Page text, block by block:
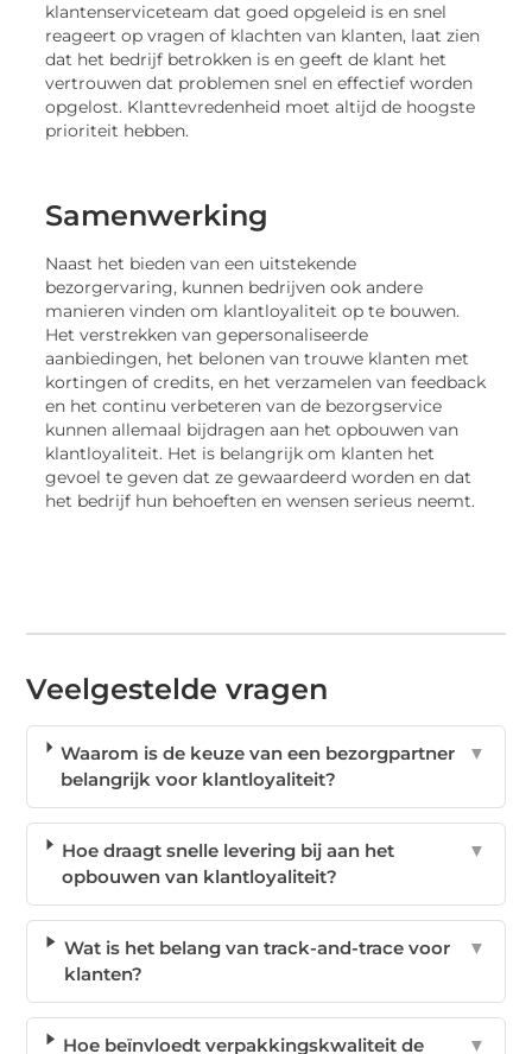
klantenserviceteam dat goed opgeleid is en snel
reageert op vragen of klachten van klanten, laat zien
dat het bedrijf betrokken is en geeft de klant het
vertrouwen dat problemen snel en effectief worden
opgelost. Klanttevredenheid moet altijd de hoogste
prioriteit hebben.
Samenwerking
Naast het bieden van een uitstekende
bezorgervaring, kunnen bedrijven ook andere
manieren vinden om klantloyaliteit op te bouwen.
Het verstrekken van gepersonaliseerde
aanbiedingen, het belonen van trouwe klanten met
kortingen of credits, en het verzamelen van feedback
en het continu verbeteren van de bezorgservice
kunnen allemaal bijdragen aan het opbouwen van
klantloyaliteit. Het is belangrijk om klanten het
gevoel te geven dat ze gewaardeerd worden en dat
het bedrijf hun behoeften en wensen serieus neemt.
Veelgestelde vragen
Waarom is de keuze van een bezorgpartner
belangrijk voor klantloyaliteit?
▼
Hoe draagt snelle levering bij aan het
opbouwen van klantloyaliteit?
▼
Wat is het belang van track-and-trace voor
klanten?
▼
Hoe beïnvloedt verpakkingskwaliteit de ▼